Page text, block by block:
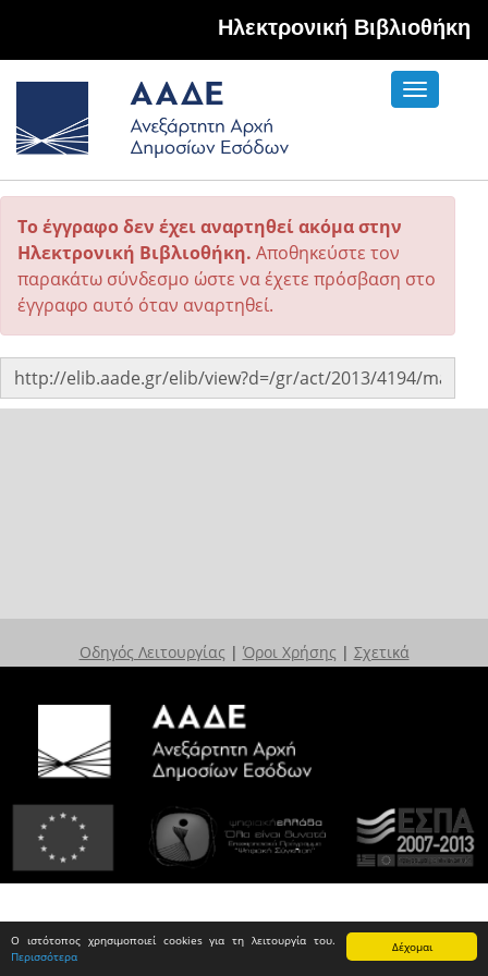
Δέχομαι
Ο ιστότοπος χρησιμοποιεί cookies για τη λειτουργία του.
Περισσότερα
Hλεκτρονική Βιβλιοθήκη
Toggle
Το έγγραφο δεν έχει αναρτηθεί ακόμα στην
Ηλεκτρονική Βιβλιοθήκη. Αποθηκεύστε τον
παρακάτω σύνδεσμο ώστε να έχετε πρόσβαση στο
έγγραφο αυτό όταν αναρτηθεί.
Οδηγός Λειτουργίας | Όροι Χρήσης | Σχετικά